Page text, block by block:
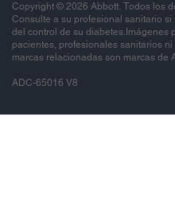
Copyright © 2026 Abbott. Todos los
Consulte a su profesional sanitario
del control de su diabetes.Imágenes
pacientes, profesionales sanitarios
marcas relacionadas son marcas de
ADC-65016 V8